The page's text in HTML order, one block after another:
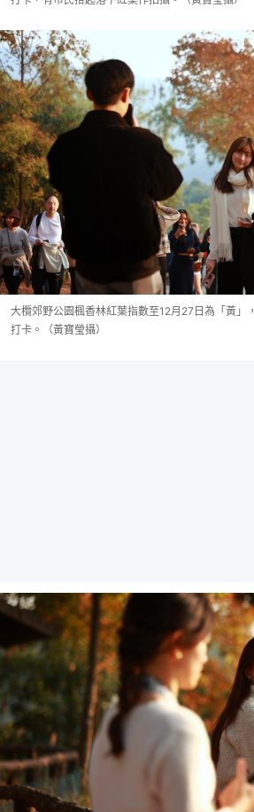
大欖郊野公園楓香林紅葉指數至12月27日為「黃」
打卡。（黃寶瑩攝）